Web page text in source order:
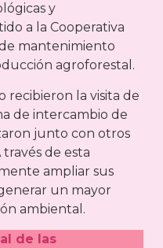
y
a la Cooperativa
mantenimiento
agroforestal.
recibieron la visita de
de intercambio de
junto con otros
de esta
ampliar sus
un mayor
ambiental.
de las